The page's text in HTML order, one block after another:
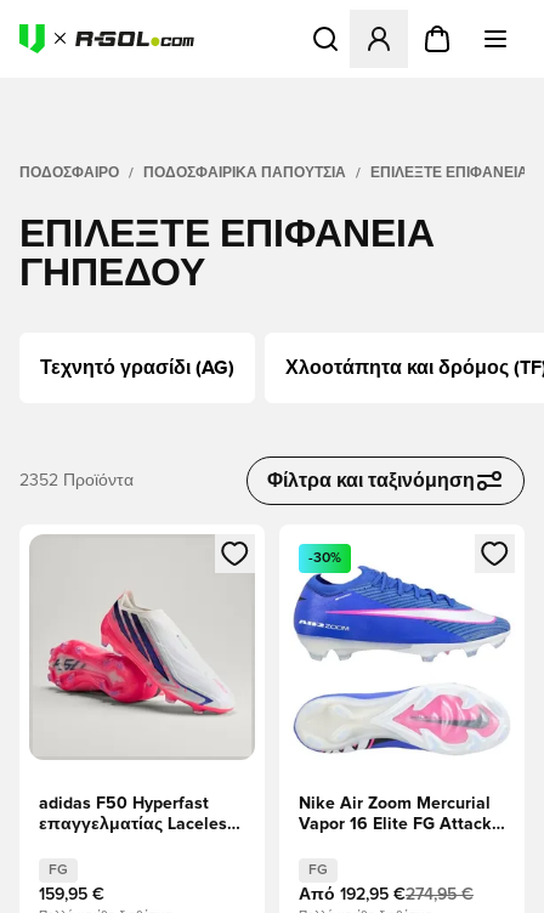
Ανοίγει ένα Modal για να
ΠΟΔΟΣΦΑΙΡΟ ΠΟΔΟΣΦΑΙΡΙΚΆ ΠΑΠΟΎΤΣΙΑ ΕΠΙΛΈΞΤΕ ΕΠΙΦΆΝΕΙΑ
ΕΠΙΛΈΞΤΕ ΕΠΙΦΆΝΕΙΑ
ΓΗΠΈΔΟΥ
Τεχνητό γρασίδι (AG) Χλοοτάπητα και δρόμος
2352 Προϊόντα Φίλτρα και ταξινόμηση
Ανοίγει ένα Modal για να συνδεθείτε ή να εγγραφείτε ως
adidas F50 Hyperfast
επαγγελματίας Laceless
FG
159,95 €
Ανοίγει ένα Modal για να
-30%
Nike Air Zoom Mercurial
Vapor 16 Elite FG Attack -
FG
Από 192,95 €274,95 €